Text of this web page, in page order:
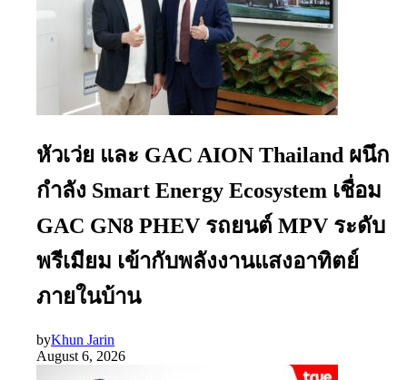
หัวเว่ย และ GAC AION Thailand ผนึก
กำลัง Smart Energy Ecosystem เชื่อม
GAC GN8 PHEV รถยนต์ MPV ระดับ
พรีเมียม เข้ากับพลังงานแสงอาทิตย์
ภายในบ้าน
byKhun Jarin
August 6, 2026